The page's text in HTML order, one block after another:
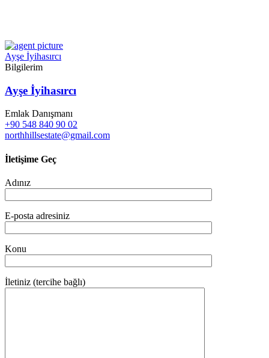
Ayşe İyihasırcı
Bilgilerim
Ayşe İyihasırcı
Emlak Danışmanı
+90 548 840 90 02
northhillsestate@gmail.com
İletişime Geç
Adınız
E-posta adresiniz
Konu
İletiniz (tercihe bağlı)